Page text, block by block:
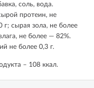
соль, вода.
протеин, не
сырая зола, не более
не более — 82%.
не более 0,3 г.
– 108 ккал.